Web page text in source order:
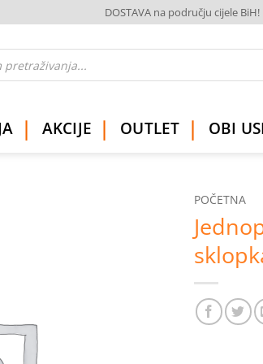
DOSTAVA na području cijele BiH!
AKCIJE OUTLET OBI
POČETNA